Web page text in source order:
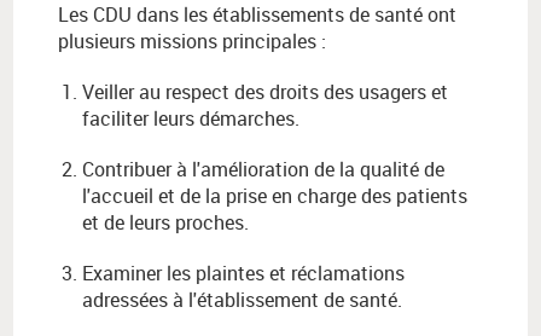
Les CDU dans les établissements de santé ont
plusieurs missions principales :
Veiller au respect des droits des usagers et
faciliter leurs démarches.
Contribuer à l'amélioration de la qualité de
l'accueil et de la prise en charge des patients
et de leurs proches.
Examiner les plaintes et réclamations
adressées à l'établissement de santé.